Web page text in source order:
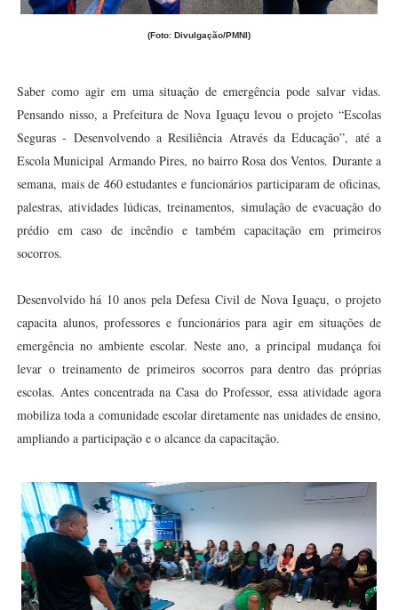
(Foto: Divulgação/PMNI)
Saber como agir em uma situação de emergência pode salvar vidas.
Pensando nisso, a Prefeitura de Nova Iguaçu levou o projeto “Escolas
Seguras - Desenvolvendo a Resiliência Através da Educação”, até a
Escola Municipal Armando Pires, no bairro Rosa dos Ventos. Durante a
semana, mais de 460 estudantes e funcionários participaram de oficinas,
palestras, atividades lúdicas, treinamentos, simulação de evacuação do
prédio em caso de incêndio e também capacitação em primeiros
socorros.
Desenvolvido há 10 anos pela Defesa Civil de Nova Iguaçu, o projeto
capacita alunos, professores e funcionários para agir em situações de
emergência no ambiente escolar. Neste ano, a principal mudança foi
levar o treinamento de primeiros socorros para dentro das próprias
escolas. Antes concentrada na Casa do Professor, essa atividade agora
mobiliza toda a comunidade escolar diretamente nas unidades de ensino,
ampliando a participação e o alcance da capacitação.